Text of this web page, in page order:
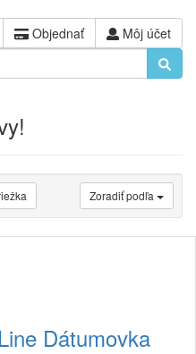
Objednať Môj účet
Zoradiť podľa
Dátumovka